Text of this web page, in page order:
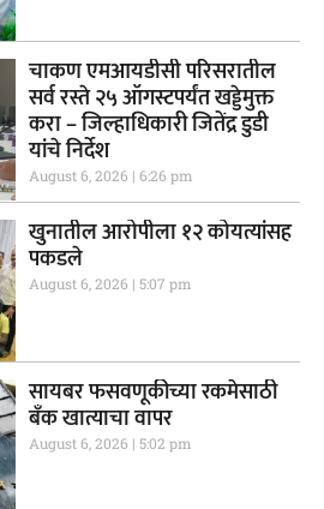
चाकण एमआयडीसी परिसरातील
सर्व रस्ते २५ ऑगस्टपर्यंत खड्डेमुक्त
करा – जिल्हाधिकारी जितेंद्र डुडी
यांचे निर्देश
August 6, 2026 6:26 pm
खुनातील आरोपीला १२ कोयत्यांसह
पकडले
August 6, 2026 5:07 pm
सायबर फसवणूकीच्या रकमेसाठी
बँक खात्याचा वापर
August 6, 2026 5:02 pm